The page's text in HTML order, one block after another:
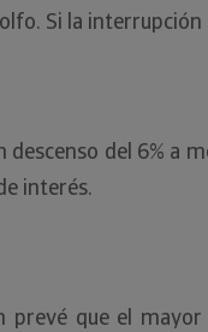
Si la
del 6% a
interés.
prevé que el